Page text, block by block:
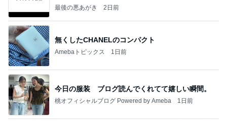
最後の悪あがき 2日前
無くしたCHANELのコンパクト
Amebaトピックス 1日前
今日の服装 ブログ読んでくれてて嬉しい瞬間。
桃オフィシャルブログ Powered by Ameba 1日前